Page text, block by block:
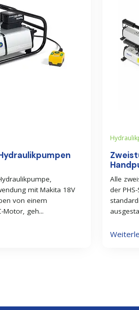
mit Makita 18V
von einem
Motor, geh...
Alle
der